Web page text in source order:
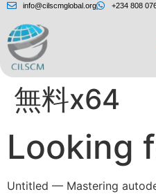
info@cilscmglobal.org +234 808
Autodesk
無料x64
Looking
Untitled — Mastering